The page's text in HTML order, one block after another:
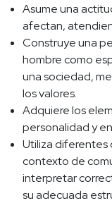
Asume una
afectan,
Construye una
hombre como
una sociedad,
los valores.
Adquiere los
personalidad y
Utiliza diferentes
contexto de
interpretar
su adecuada